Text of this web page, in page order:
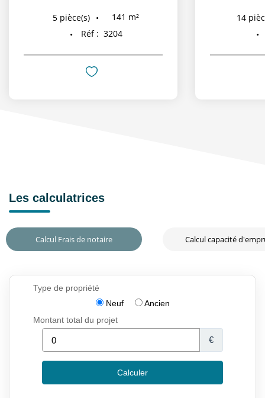
5 pièce(s) 141 m²
Réf : 3204
14
Les calculatrices
Calcul Frais de notaire Calcul capacité